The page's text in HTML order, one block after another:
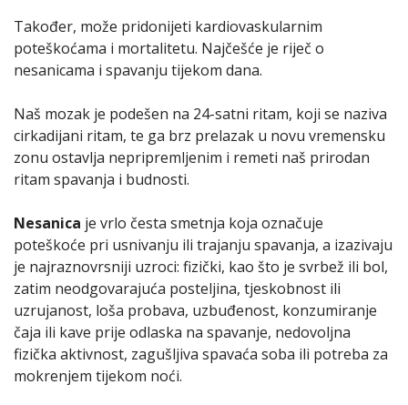
Također, može pridonijeti kardiovaskularnim
poteškoćama i mortalitetu. Najčešće je riječ o
nesanicama i spavanju tijekom dana.
Naš mozak je podešen na 24-satni ritam, koji se naziva
cirkadijani ritam, te ga brz prelazak u novu vremensku
zonu ostavlja nepripremljenim i remeti naš prirodan
ritam spavanja i budnosti.
Nesanica je vrlo česta smetnja koja označuje
poteškoće pri usnivanju ili trajanju spavanja, a izazivaju
je najraznovrsniji uzroci: fizički, kao što je svrbež ili bol,
zatim neodgovarajuća posteljina, tjeskobnost ili
uzrujanost, loša probava, uzbuđenost, konzumiranje
čaja ili kave prije odlaska na spavanje, nedovoljna
fizička aktivnost, zagušljiva spavaća soba ili potreba za
mokrenjem tijekom noći.